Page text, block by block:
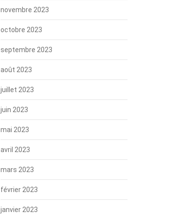
novembre 2023
octobre 2023
septembre 2023
août 2023
juillet 2023
juin 2023
mai 2023
avril 2023
mars 2023
février 2023
janvier 2023